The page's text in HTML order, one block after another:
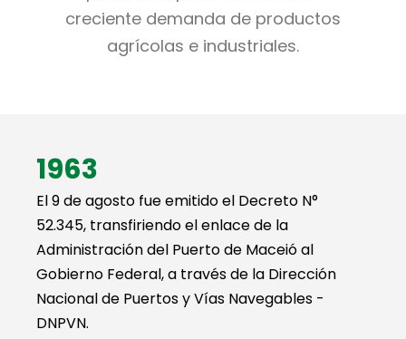
creciente demanda de productos
agrícolas e industriales.
1963
El 9 de agosto fue emitido el Decreto N°
52.345, transfiriendo el enlace de la
Administración del Puerto de Maceió al
Gobierno Federal, a través de la Dirección
Nacional de Puertos y Vías Navegables -
DNPVN.